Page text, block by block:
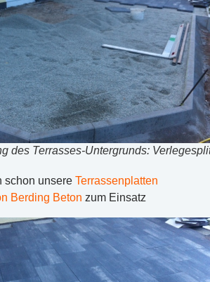
des Terrasses-Untergrunds:
schon unsere Terrassenplatten
Berding Beton zum Einsatz